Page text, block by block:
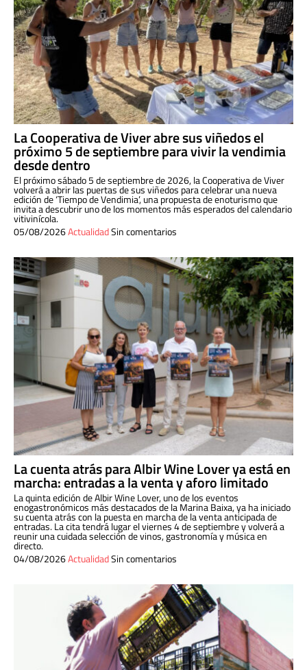
La Cooperativa de Viver abre sus viñedos el
próximo 5 de septiembre para vivir la vendimia
desde dentro
El próximo sábado 5 de septiembre de 2026, la Cooperativa de Viver
volverá a abrir las puertas de sus viñedos para celebrar una nueva
edición de ‘Tiempo de Vendimia’, una propuesta de enoturismo que
invita a descubrir uno de los momentos más esperados del calendario
vitivinícola.
05/08/2026ActualidadSin comentarios
La cuenta atrás para Albir Wine Lover ya está en
marcha: entradas a la venta y aforo limitado
La quinta edición de Albir Wine Lover, uno de los eventos
enogastronómicos más destacados de la Marina Baixa, ya ha iniciado
su cuenta atrás con la puesta en marcha de la venta anticipada de
entradas. La cita tendrá lugar el viernes 4 de septiembre y volverá a
reunir una cuidada selección de vinos, gastronomía y música en
directo.
04/08/2026ActualidadSin comentarios